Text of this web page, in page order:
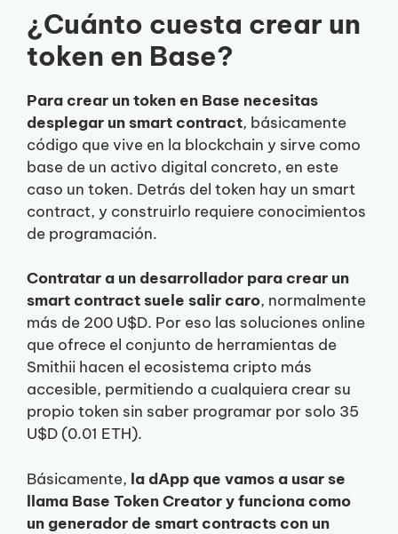
¿Cuánto cuesta crear un
token en Base?
Para crear un token en Base necesitas
desplegar un smart contract, básicamente
código que vive en la blockchain y sirve como
base de un activo digital concreto, en este
caso un token. Detrás del token hay un smart
contract, y construirlo requiere conocimientos
de programación.
Contratar a un desarrollador para crear un
smart contract suele salir caro, normalmente
más de 200 U$D. Por eso las soluciones online
que ofrece el conjunto de herramientas de
Smithii hacen el ecosistema cripto más
accesible, permitiendo a cualquiera crear su
propio token sin saber programar por solo 35
U$D (0.01 ETH).
Básicamente, la dApp que vamos a usar se
llama Base Token Creator y funciona como
un generador de smart contracts con un